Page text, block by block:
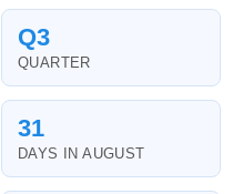
Q3
QUARTER
31
DAYS IN AUGUST